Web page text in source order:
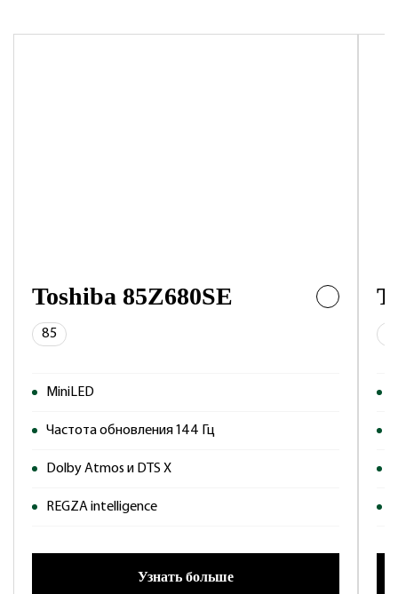
Toshiba 85Z680SE
85
MiniLED
Частота обновления 144 Гц
Dolby Atmos и DTS X
REGZA intelligence
Узнать больше